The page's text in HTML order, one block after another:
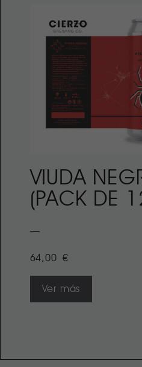
VIUDA
(PACK DE
64,00€
Ver más